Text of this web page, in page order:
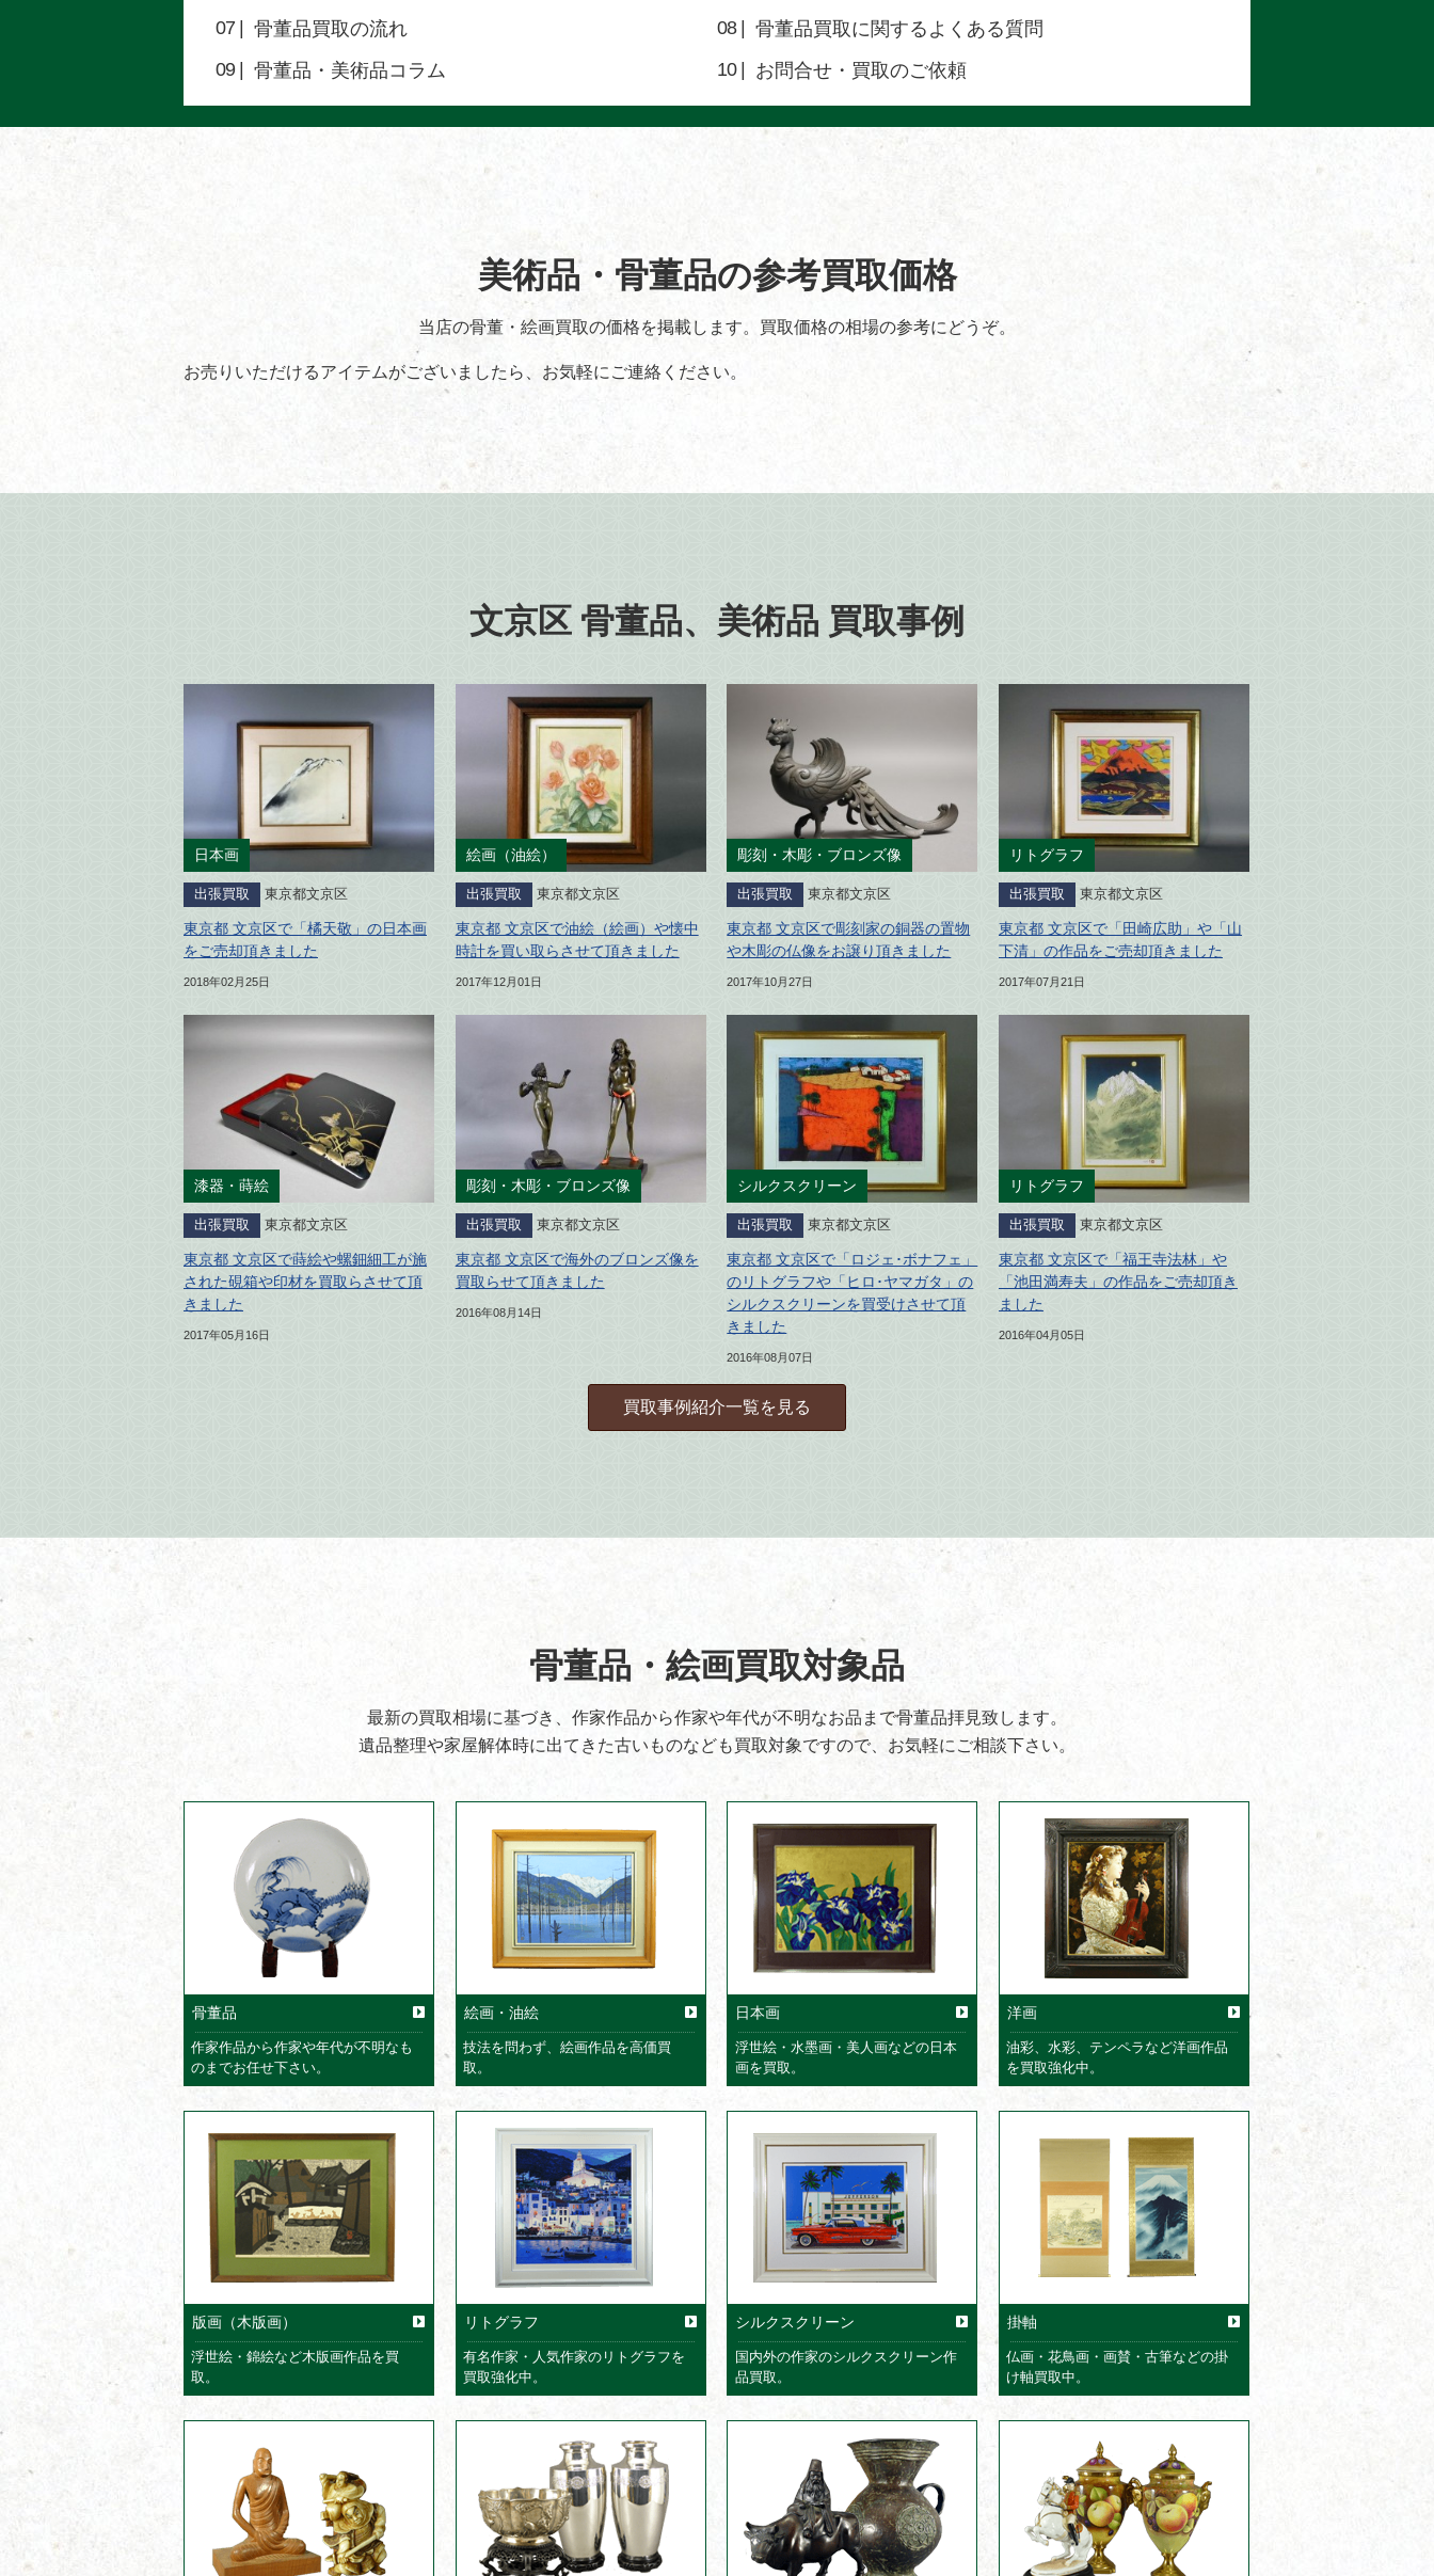
骨董品買取の流れ
骨董品買取に関するよくある質問
骨董品・美術品コラム
お問合せ・買取のご依頼
美術品・骨董品の参考買取価格
当店の骨董・絵画買取の価格を掲載します。買取価格の相場の参考にどうぞ。
お売りいただけるアイテムがございましたら、お気軽にご連絡ください。
文京区 骨董品、美術品 買取事例
日本画
出張買取 東京都文京区
東京都 文京区で「橘天敬」の日本画
をご売却頂きました
2018年02月25日
絵画（油絵）
出張買取 東京都文京区
東京都 文京区で油絵（絵画）や懐中
時計を買い取らさせて頂きました
2017年12月01日
彫刻・木彫・ブロンズ像
出張買取 東京都文京区
東京都 文京区で彫刻家の銅器の置物
や木彫の仏像をお譲り頂きました
2017年10月27日
リトグラフ
出張買取 東京都文京区
東京都 文京区で「田崎広助」や「山
下清」の作品をご売却頂きました
2017年07月21日
漆器・蒔絵
出張買取 東京都文京区
東京都 文京区で蒔絵や螺鈿細工が施
された硯箱や印材を買取らさせて頂
きました
2017年05月16日
彫刻・木彫・ブロンズ像
出張買取 東京都文京区
東京都 文京区で海外のブロンズ像を
買取らせて頂きました
2016年08月14日
シルクスクリーン
出張買取 東京都文京区
東京都 文京区で「ロジェ･ボナフェ」
のリトグラフや「ヒロ･ヤマガタ」の
シルクスクリーンを買受けさせて頂
きました
2016年08月07日
リトグラフ
出張買取 東京都文京区
東京都 文京区で「福王寺法林」や
「池田満寿夫」の作品をご売却頂き
ました
2016年04月05日
買取事例紹介一覧を見る
骨董品・絵画買取対象品
最新の買取相場に基づき、作家作品から作家や年代が不明なお品まで骨董品拝見致します。
遺品整理や家屋解体時に出てきた古いものなども買取対象ですので、お気軽にご相談下さい。
骨董品
作家作品から作家や年代が不明なも
のまでお任せ下さい。
絵画・油絵
技法を問わず、絵画作品を高価買
取。
日本画
浮世絵・水墨画・美人画などの日本
画を買取。
洋画
油彩、水彩、テンペラなど洋画作品
を買取強化中。
版画（木版画）
浮世絵・錦絵など木版画作品を買
取。
リトグラフ
有名作家・人気作家のリトグラフを
買取強化中。
シルクスクリーン
国内外の作家のシルクスクリーン作
品買取。
掛軸
仏画・花鳥画・画賛・古筆などの掛
け軸買取中。